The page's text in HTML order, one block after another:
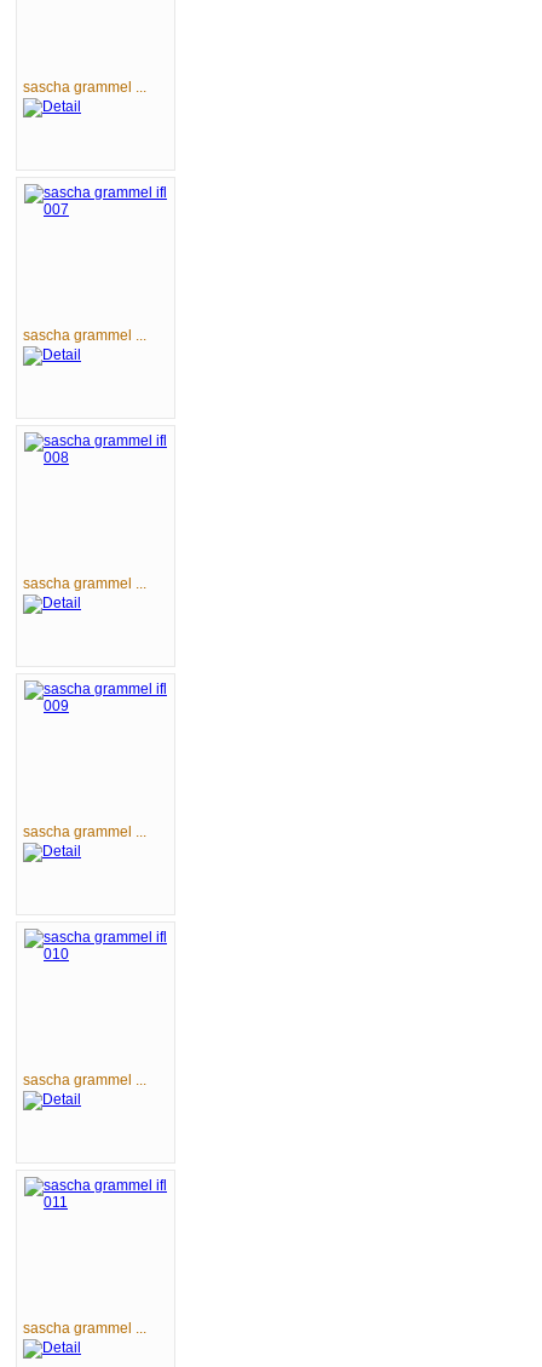
sascha grammel ...
sascha grammel ...
sascha grammel ...
sascha grammel ...
sascha grammel ...
sascha grammel ...